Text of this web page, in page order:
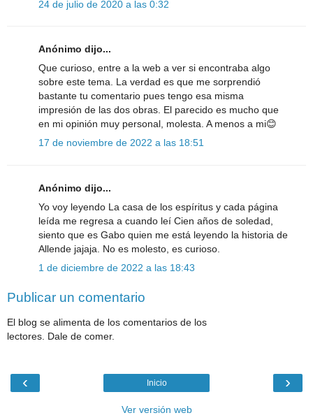
24 de julio de 2020 a las 0:32
Anónimo dijo...
Que curioso, entre a la web a ver si encontraba algo
sobre este tema. La verdad es que me sorprendió
bastante tu comentario pues tengo esa misma
impresión de las dos obras. El parecido es mucho que
en mi opinión muy personal, molesta. A menos a mi😊
17 de noviembre de 2022 a las 18:51
Anónimo dijo...
Yo voy leyendo La casa de los espíritus y cada página
leída me regresa a cuando leí Cien años de soledad,
siento que es Gabo quien me está leyendo la historia de
Allende jajaja. No es molesto, es curioso.
1 de diciembre de 2022 a las 18:43
Publicar un comentario
El blog se alimenta de los comentarios de los
lectores. Dale de comer.
‹ ›
Inicio
Ver versión web